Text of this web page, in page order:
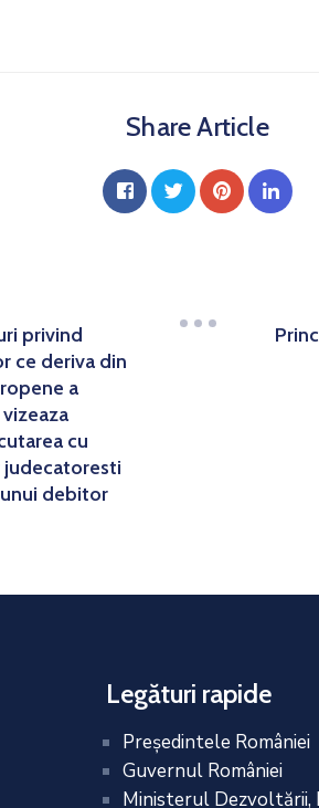
Share Article
privind
ce deriva din
a
cu
judecatoresti
debitor
Legături rapide
Preşedintele României
Guvernul României
Ministerul Dezvoltării,